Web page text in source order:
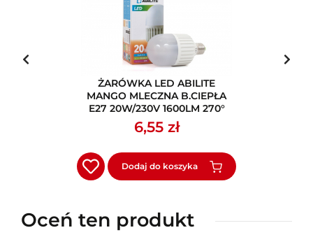
ŻARÓWKA LED ABILITE
MANGO MLECZNA B.CIEPŁA
E27 20W/230V 1600LM 270°
M70
6,55 zł
Dodaj do koszyka
Oceń ten produkt